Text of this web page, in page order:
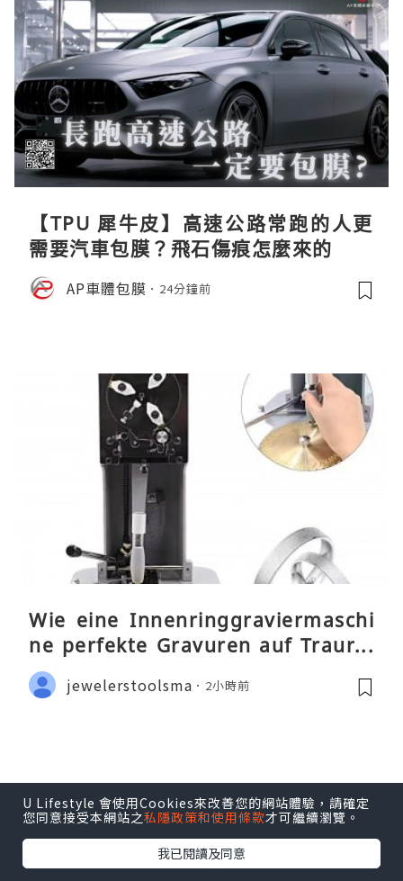
【TPU 犀牛皮】高速公路常跑的人更
需要汽車包膜？飛石傷痕怎麼來的
AP車體包膜 24分鐘前
Wie eine Innenringgraviermaschi
ne perfekte Gravuren auf Traurin
gen ermöglicht
jewelerstoolsma 2小時前
U Lifestyle 會使用Cookies來改善您的網站體驗，請確定
您同意接受本網站之私隱政策和使用條款才可繼續瀏覽。
我已閱讀及同意